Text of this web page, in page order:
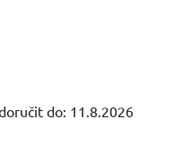
do: 11.8.2026